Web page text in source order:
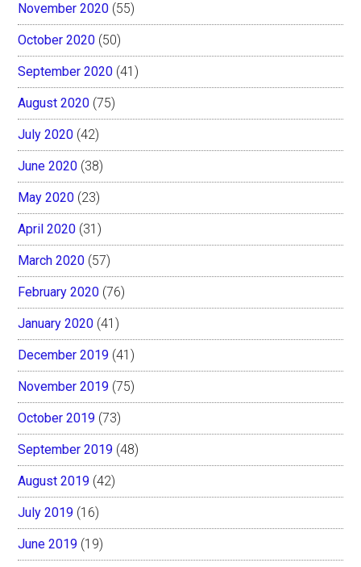
November 2020 (55)
October 2020 (50)
September 2020 (41)
August 2020 (75)
July 2020 (42)
June 2020 (38)
May 2020 (23)
April 2020 (31)
March 2020 (57)
February 2020 (76)
January 2020 (41)
December 2019 (41)
November 2019 (75)
October 2019 (73)
September 2019 (48)
August 2019 (42)
July 2019 (16)
June 2019 (19)